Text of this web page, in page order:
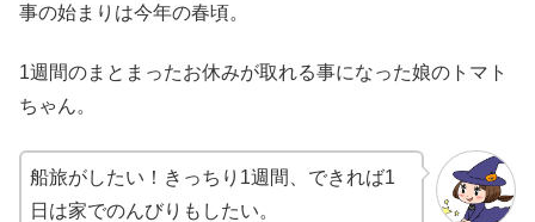
事の始まりは今年の春頃。
1週間のまとまったお休みが取れる事になった娘のトマト
ちゃん。
船旅がしたい！きっちり1週間、できれば1
日は家でのんびりもしたい。